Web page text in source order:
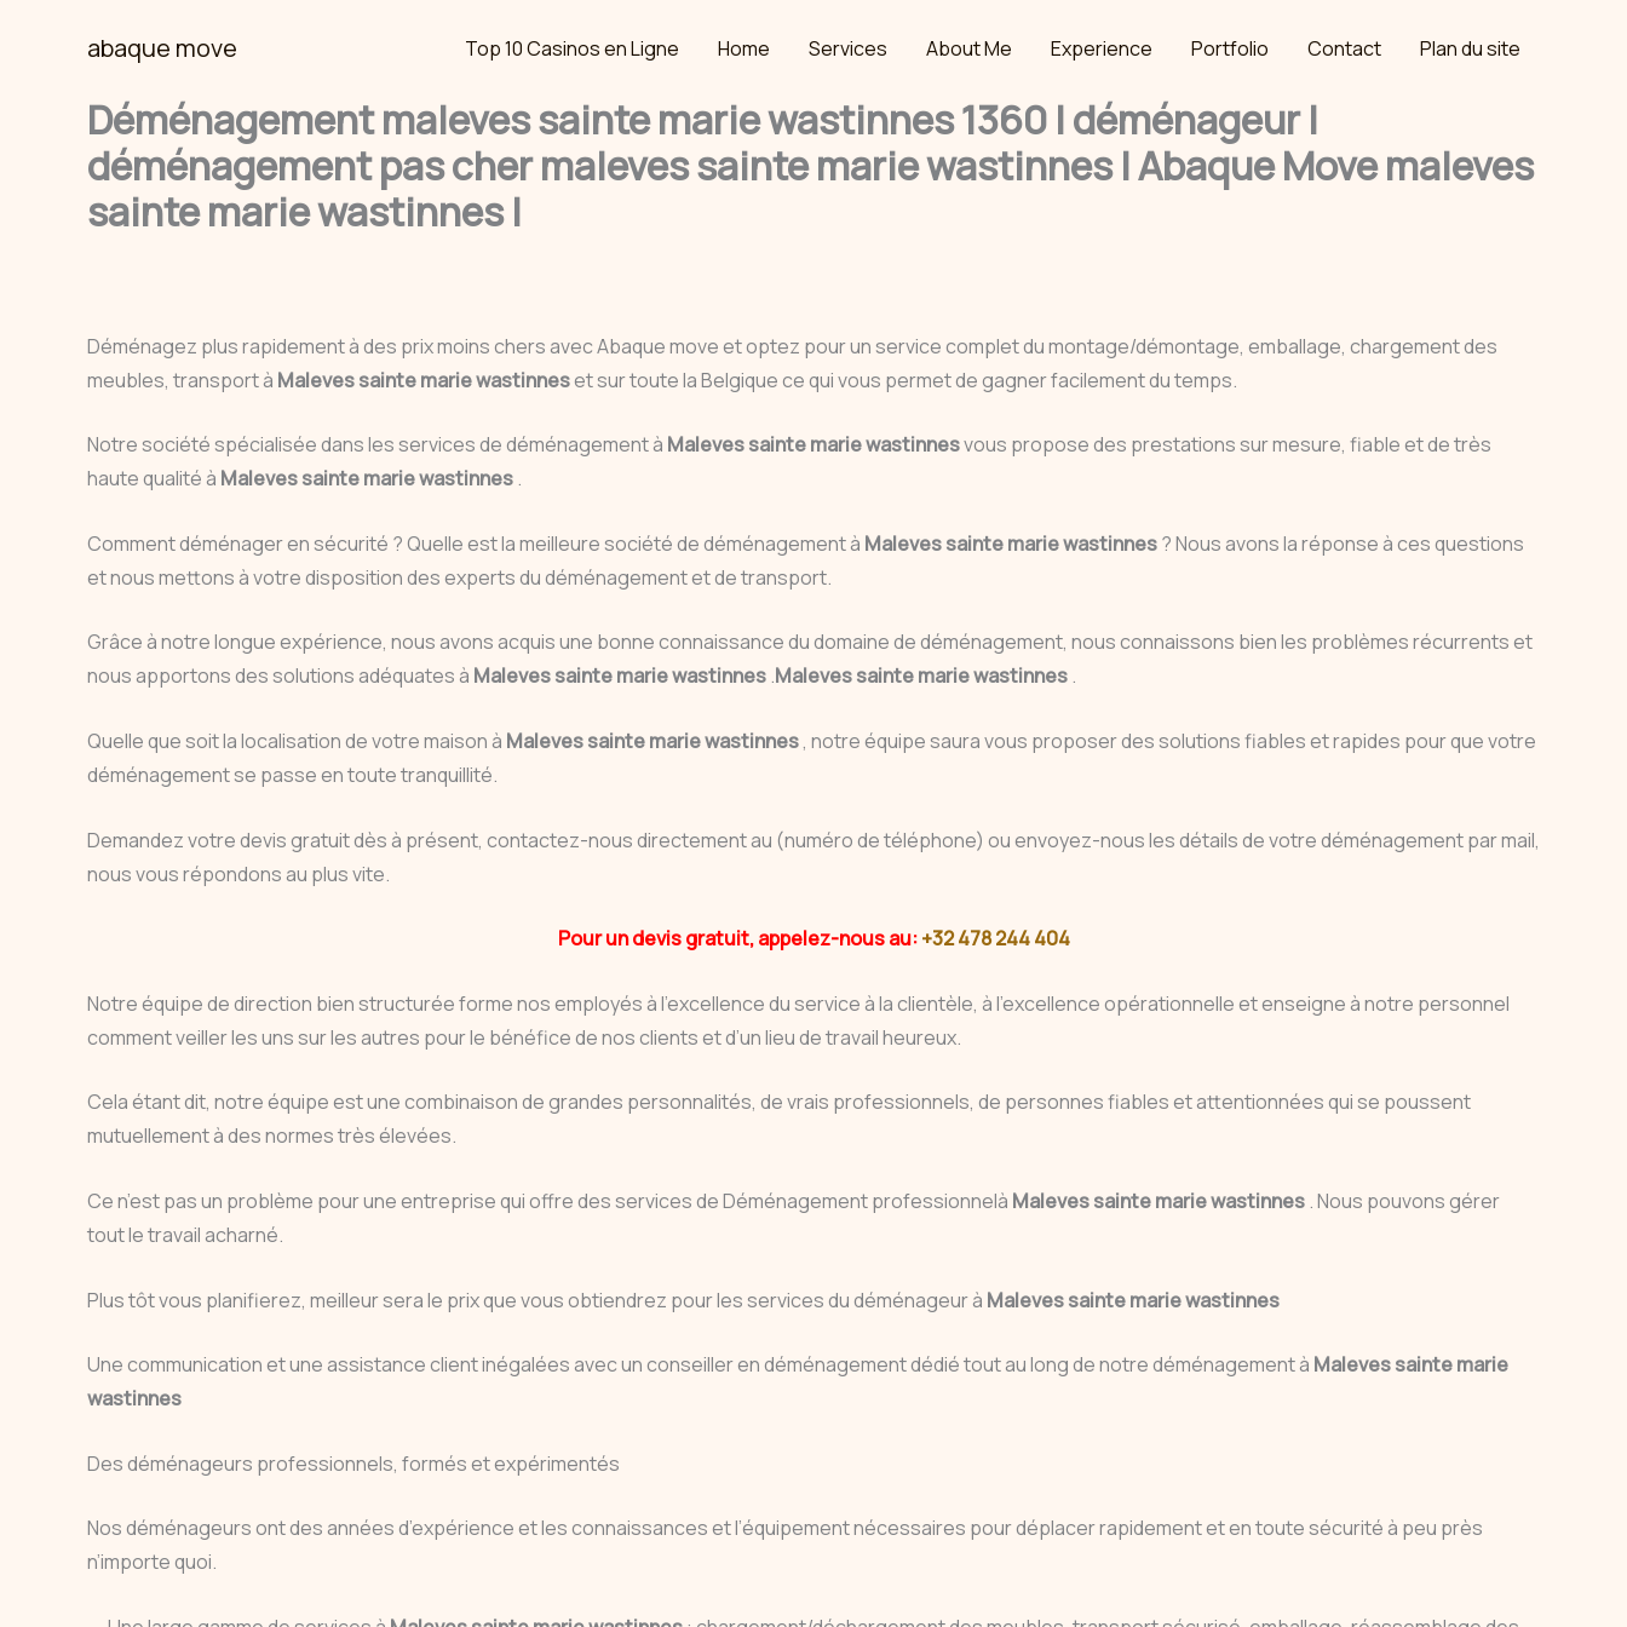
abaque move Top 10 Casinos en Ligne Home Services About Me Experience Portfolio Contact Plan du site
Déménagement maleves sainte marie wastinnes 1360 | déménageur |
déménagement pas cher maleves sainte marie wastinnes | Abaque Move maleves
sainte marie wastinnes |
Déménagez plus rapidement à des prix moins chers avec Abaque move et optez pour un service complet du montage/démontage, emballage, chargement des
meubles, transport à Maleves sainte marie wastinneset sur toute la Belgique ce qui vous permet de gagner facilement du temps.
Notre société spécialisée dans les services de déménagement à Maleves sainte marie wastinnesvous propose des prestations sur mesure, fiable et de très
haute qualité à Maleves sainte marie wastinnes.
Comment déménager en sécurité ? Quelle est la meilleure société de déménagement à Maleves sainte marie wastinnes? Nous avons la réponse à ces questions
et nous mettons à votre disposition des experts du déménagement et de transport.
Grâce à notre longue expérience, nous avons acquis une bonne connaissance du domaine de déménagement, nous connaissons bien les problèmes récurrents et
nous apportons des solutions adéquates à Maleves sainte marie wastinnes.Maleves sainte marie wastinnes.
Quelle que soit la localisation de votre maison à Maleves sainte marie wastinnes, notre équipe saura vous proposer des solutions fiables et rapides pour que votre
déménagement se passe en toute tranquillité.
Demandez votre devis gratuit dès à présent, contactez-nous directement au (numéro de téléphone) ou envoyez-nous les détails de votre déménagement par mail,
nous vous répondons au plus vite.
Pour un devis gratuit, appelez-nous au:+32 478 244 404
Notre équipe de direction bien structurée forme nos employés à l’excellence du service à la clientèle, à l’excellence opérationnelle et enseigne à notre personnel
comment veiller les uns sur les autres pour le bénéfice de nos clients et d’un lieu de travail heureux.
Cela étant dit, notre équipe est une combinaison de grandes personnalités, de vrais professionnels, de personnes fiables et attentionnées qui se poussent
mutuellement à des normes très élevées.
Ce n’est pas un problème pour une entreprise qui offre des services de Déménagement professionnelà Maleves sainte marie wastinnes. Nous pouvons gérer
tout le travail acharné.
Plus tôt vous planifierez, meilleur sera le prix que vous obtiendrez pour les services du déménageur à Maleves sainte marie wastinnes
Une communication et une assistance client inégalées avec un conseiller en déménagement dédié tout au long de notre déménagement à Maleves sainte marie
wastinnes
Des déménageurs professionnels, formés et expérimentés
Nos déménageurs ont des années d’expérience et les connaissances et l’équipement nécessaires pour déplacer rapidement et en toute sécurité à peu près
n’importe quoi.